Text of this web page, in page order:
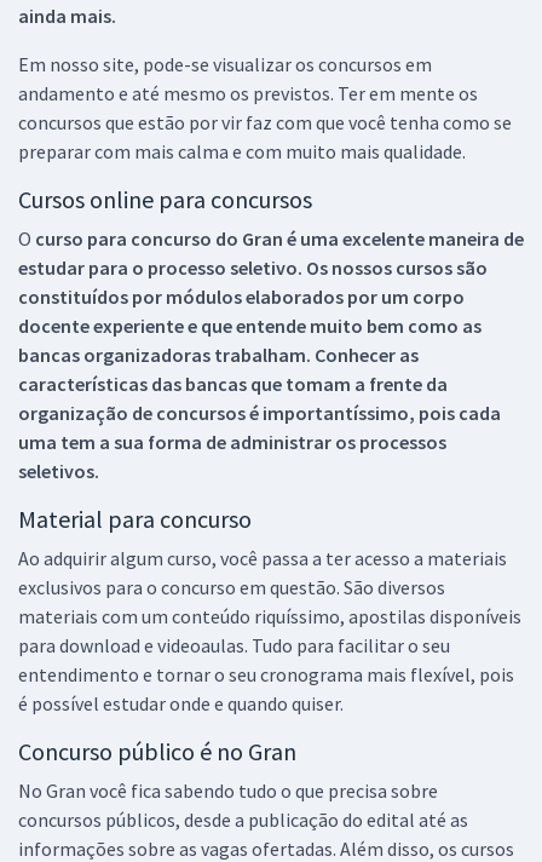
ainda mais.
Em nosso site, pode-se visualizar os concursos em
andamento e até mesmo os previstos. Ter em mente os
concursos que estão por vir faz com que você tenha como se
preparar com mais calma e com muito mais qualidade.
Cursos online para concursos
O curso para concurso do Gran é uma excelente maneira de
estudar para o processo seletivo. Os nossos cursos são
constituídos por módulos elaborados por um corpo
docente experiente e que entende muito bem como as
bancas organizadoras trabalham. Conhecer as
características das bancas que tomam a frente da
organização de concursos é importantíssimo, pois cada
uma tem a sua forma de administrar os processos
seletivos.
Material para concurso
Ao adquirir algum curso, você passa a ter acesso a materiais
exclusivos para o concurso em questão. São diversos
materiais com um conteúdo riquíssimo, apostilas disponíveis
para download e videoaulas. Tudo para facilitar o seu
entendimento e tornar o seu cronograma mais flexível, pois
é possível estudar onde e quando quiser.
Concurso público é no Gran
No Gran você fica sabendo tudo o que precisa sobre
concursos públicos, desde a publicação do edital até as
informações sobre as vagas ofertadas. Além disso, os cursos